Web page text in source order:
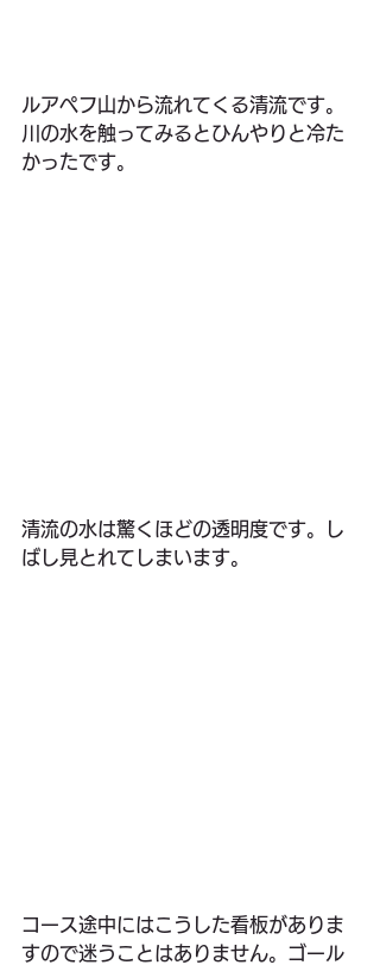
ルアペフ山から流れてくる清流です。
川の水を触ってみるとひんやりと冷た
かったです。
清流の水は驚くほどの透明度です。し
ばし見とれてしまいます。
コース途中にはこうした看板がありま
すので迷うことはありません。ゴール